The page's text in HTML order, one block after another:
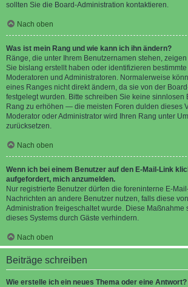
sollten Sie die Board-Administration kontaktieren.
Nach oben
Was ist mein Rang und wie kann ich ihn ändern?
Ränge, die unter Ihrem Benutzernamen stehen,
Sie bislang erstellt haben oder identifizieren
Moderatoren und Administratoren. Normalerweise
eines Ranges nicht direkt ändern, da sie von der
festgelegt wurden. Bitte schreiben Sie keine sinnlosen
Rang zu erhöhen — die meisten Foren dulden dieses
Moderator oder Administrator wird Ihren Rang unter
zurücksetzen.
Nach oben
Wenn ich bei einem Benutzer auf den E-Mail-Link
aufgefordert, mich anzumelden.
Nur registrierte Benutzer dürfen die foreninterne E-
Nachrichten an andere Benutzer nutzen, falls diese
Administration freigeschaltet wurde. Diese Maßnahme
dieses Systems durch Gäste verhindern.
Nach oben
Beiträge schreiben
Wie erstelle ich ein neues Thema oder eine Antwort?